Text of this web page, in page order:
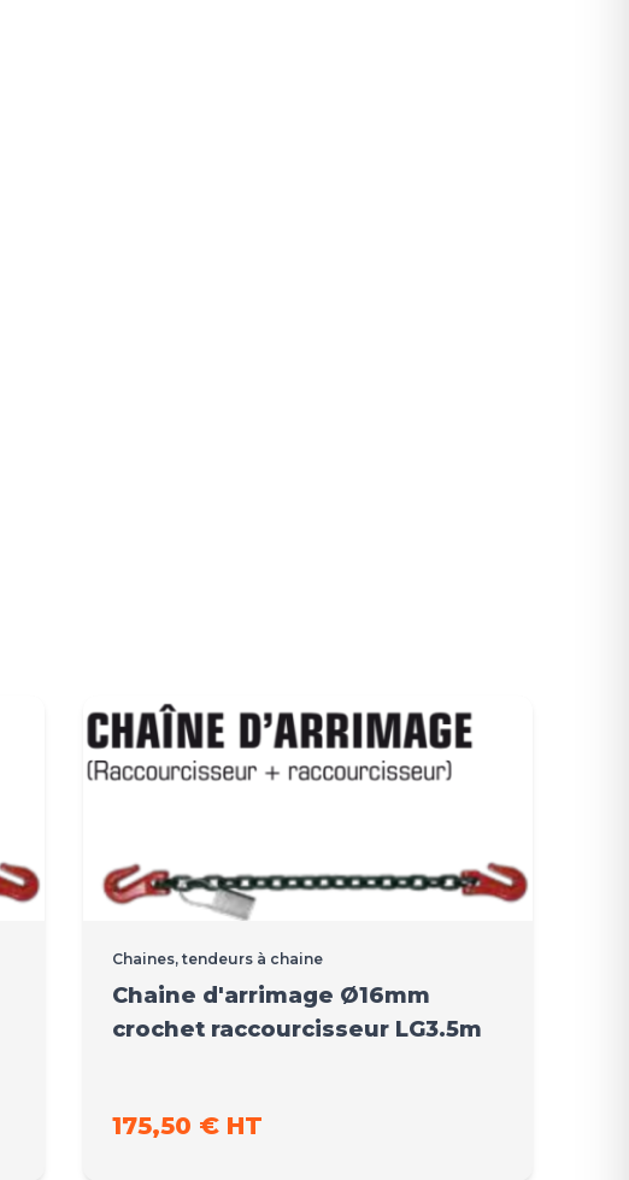
Chaines, tendeurs à chaine
Chaine d'arrimage Ø16mm
crochet raccourcisseur LG3.5m
175,50 € HT